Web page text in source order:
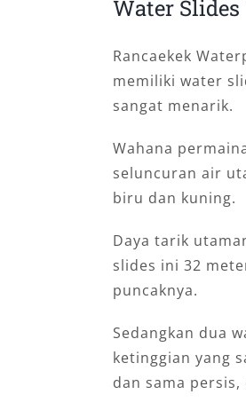
Water
Rancaekek
memiliki water
sangat menarik.
Wahana
seluncuran air
biru dan kuning.
Daya tarik
slides ini 32
puncaknya.
Sedangkan dua
ketinggian yang
dan sama